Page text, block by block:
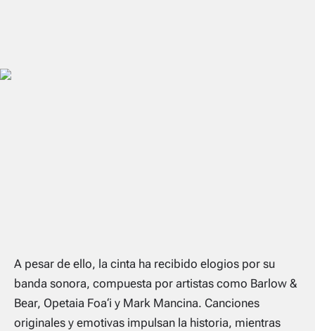
A pesar de ello, la cinta ha recibido elogios por su
banda sonora, compuesta por artistas como Barlow &
Bear, Opetaia Foa‘i y Mark Mancina. Canciones
originales y emotivas impulsan la historia, mientras